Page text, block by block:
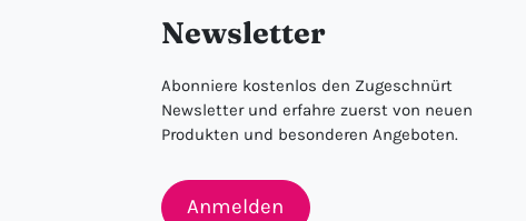
Newsletter
Abonniere kostenlos den Zugeschnürt
Newsletter und erfahre zuerst von neuen
Produkten und besonderen Angeboten.
Anmelden